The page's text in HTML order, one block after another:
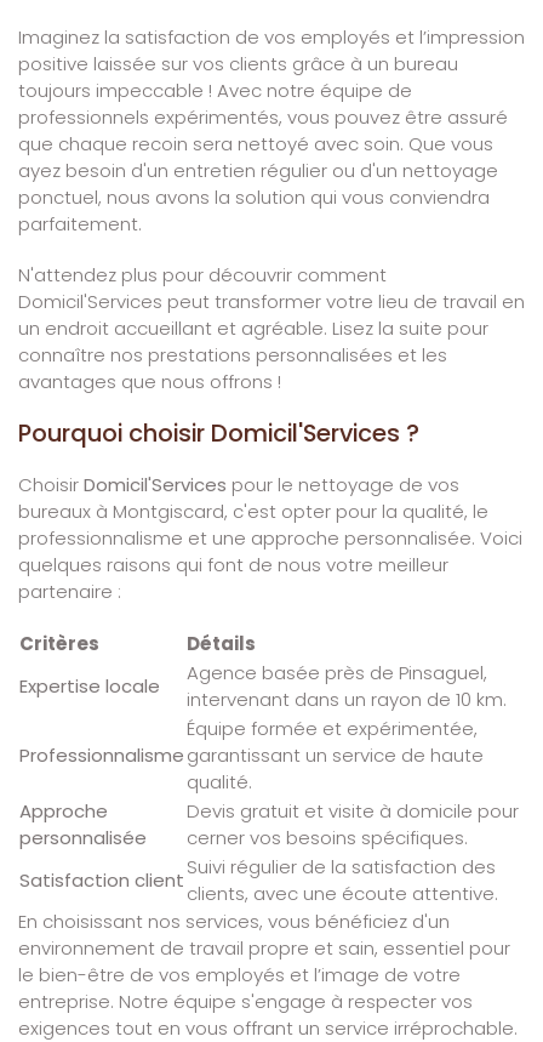
Imaginez la satisfaction de vos employés et l’impression
positive laissée sur vos clients grâce à un bureau
toujours impeccable ! Avec notre équipe de
professionnels expérimentés, vous pouvez être assuré
que chaque recoin sera nettoyé avec soin. Que vous
ayez besoin d'un entretien régulier ou d'un nettoyage
ponctuel, nous avons la solution qui vous conviendra
parfaitement.
N'attendez plus pour découvrir comment
Domicil'Services peut transformer votre lieu de travail en
un endroit accueillant et agréable. Lisez la suite pour
connaître nos prestations personnalisées et les
avantages que nous offrons !
Pourquoi choisir Domicil'Services ?
ChoisirDomicil'Services pour le nettoyage de vos
bureaux à Montgiscard, c'est opter pour la qualité, le
professionnalisme et une approche personnalisée. Voici
quelques raisons qui font de nous votre meilleur
partenaire :
Critères
Détails
Expertise locale
Agence basée près de Pinsaguel,
intervenant dans un rayon de 10 km.
Professionnalisme
Équipe formée et expérimentée,
garantissant un service de haute
qualité.
Approche
personnalisée
Devis gratuit et visite à domicile pour
cerner vos besoins spécifiques.
Satisfaction client
Suivi régulier de la satisfaction des
clients, avec une écoute attentive.
En choisissant nos services, vous bénéficiez d'un
environnement de travail propre et sain, essentiel pour
le bien-être de vos employés et l’image de votre
entreprise. Notre équipe s'engage à respecter vos
exigences tout en vous offrant un service irréprochable.